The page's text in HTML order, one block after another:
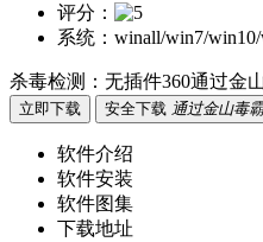
评分：
系统： winall/win7/win10/
杀毒检测： 无插件360通过金
立即下载 安全下载 通过金山毒
软件介绍
软件安装
软件图集
下载地址